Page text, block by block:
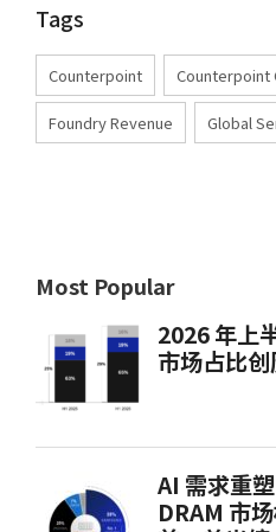
Tags
Counterpoint Counterpoint
Foundry Revenue Global
Most Popular